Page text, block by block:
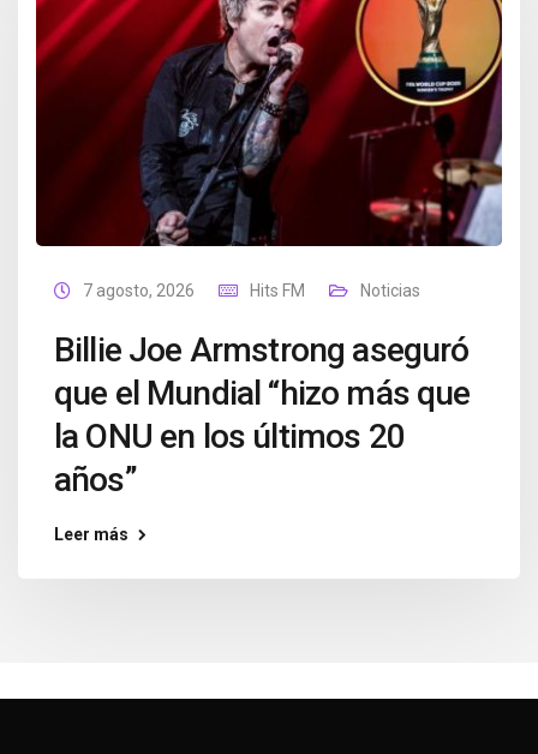
7 agosto, 2026 Hits FM Noticias
Billie Joe Armstrong aseguró
que el Mundial “hizo más que
la ONU en los últimos 20
años”
Leer más